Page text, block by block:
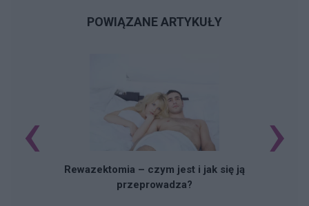
POWIĄZANE ARTYKUŁY
Rewazektomia – czym jest i jak się ją
przeprowadza?
‹ ›